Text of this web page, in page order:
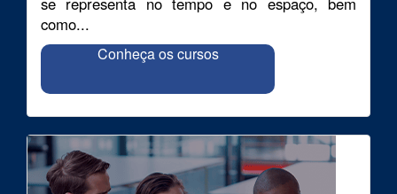
como...
Conheça os cursos